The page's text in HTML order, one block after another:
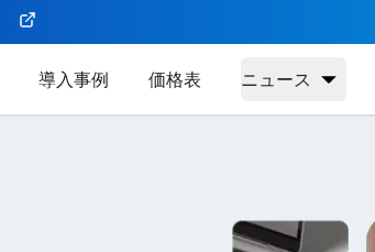
導入事例 価格表 ニュース